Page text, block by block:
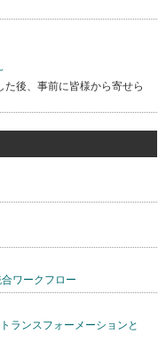
後、事前に皆様から寄せら
ワークフロー
ランスフォーメーションと